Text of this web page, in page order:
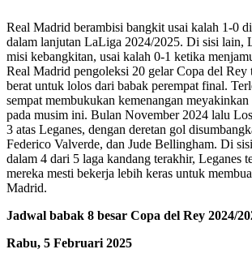
Real Madrid berambisi bangkit usai kalah 1-0
dalam lanjutan LaLiga 2024/2025. Di sisi lain,
misi kebangkitan, usai kalah 0-1 ketika
Real Madrid pengoleksi 20 gelar Copa del Rey
berat untuk lolos dari babak perempat final.
sempat membukukan kemenangan
pada musim ini. Bulan November 2024 lalu
3 atas Leganes, dengan deretan gol
Federico Valverde, dan Jude Bellingham. Di
dalam 4 dari 5 laga kandang terakhir, Leganes
mereka mesti bekerja lebih keras untuk
Madrid.
Jadwal babak 8 besar Copa del Rey 2024/
Rabu, 5 Februari 2025